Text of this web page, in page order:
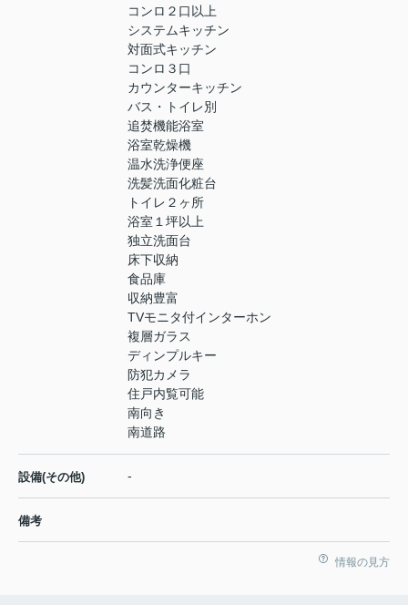
コンロ２口以上
システムキッチン
対面式キッチン
コンロ３口
カウンターキッチン
バス・トイレ別
追焚機能浴室
浴室乾燥機
温水洗浄便座
洗髪洗面化粧台
トイレ２ヶ所
浴室１坪以上
独立洗面台
床下収納
食品庫
収納豊富
TVモニタ付インターホン
複層ガラス
ディンプルキー
防犯カメラ
住戸内覧可能
南向き
南道路
設備(その他) -
備考
情報の見方